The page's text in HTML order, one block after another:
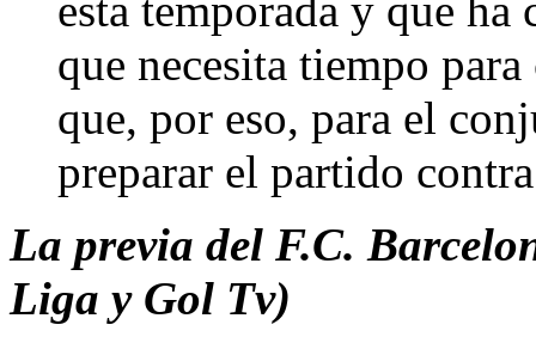
que necesita tiempo
que, por eso, para el
preparar el partido
La previa del F.C.
Liga y Gol Tv)